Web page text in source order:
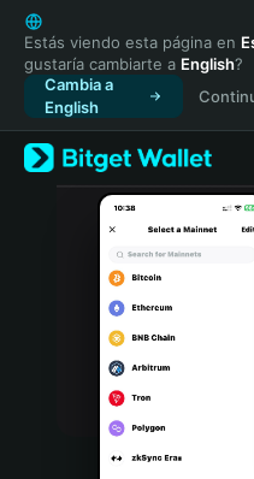
English
日本語
Tiếng Việt
Русский
Español (Latinoamérica)
Türkçe
Italiano
Português (Portugal)
Bahasa Indonesia
Estás viendo esta página en
gustaría cambiarte a English?
Cambia a
English